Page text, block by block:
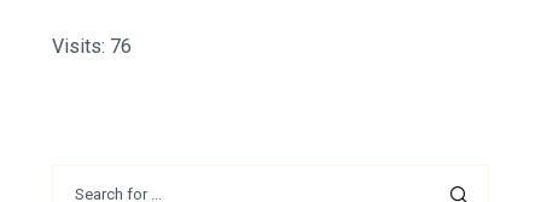
Visits: 76